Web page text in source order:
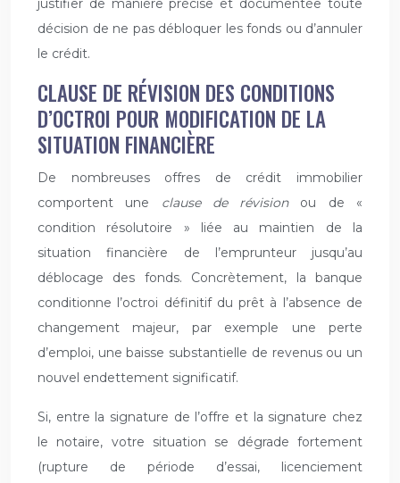
justifier de manière précise et documentée toute
décision de ne pas débloquer les fonds ou d’annuler
le crédit.
CLAUSE DE RÉVISION DES CONDITIONS
D’OCTROI POUR MODIFICATION DE LA
SITUATION FINANCIÈRE
De nombreuses offres de crédit immobilier
comportent une clause de révisionou de «
condition résolutoire » liée au maintien de la
situation financière de l’emprunteur jusqu’au
déblocage des fonds. Concrètement, la banque
conditionne l’octroi définitif du prêt à l’absence de
changement majeur, par exemple une perte
d’emploi, une baisse substantielle de revenus ou un
nouvel endettement significatif.
Si, entre la signature de l’offre et la signature chez
le notaire, votre situation se dégrade fortement
(rupture de période d’essai, licenciement